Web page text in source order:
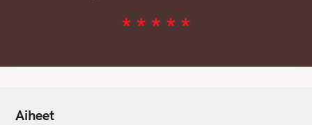
Aiheet